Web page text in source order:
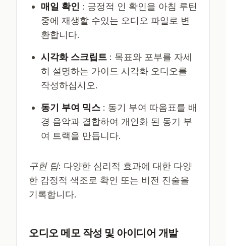
매일 확인 : 긍정적 인 확인을 아침 루틴
중에 재생할 수있는 오디오 파일로 변
환합니다.
시각화 스크립트 : 목표와 포부를 자세
히 설명하는 가이드 시각화 오디오를
작성하십시오.
동기 부여 믹스 : 동기 부여 따옴표를 배
경 음악과 결합하여 개인화 된 동기 부
여 트랙을 만듭니다.
구현 팁: 다양한 심리적 효과에 대한 다양
한 감정적 색조로 확인 또는 비전 진술을
기록합니다.
오디오 메모 작성 및 아이디어 개발